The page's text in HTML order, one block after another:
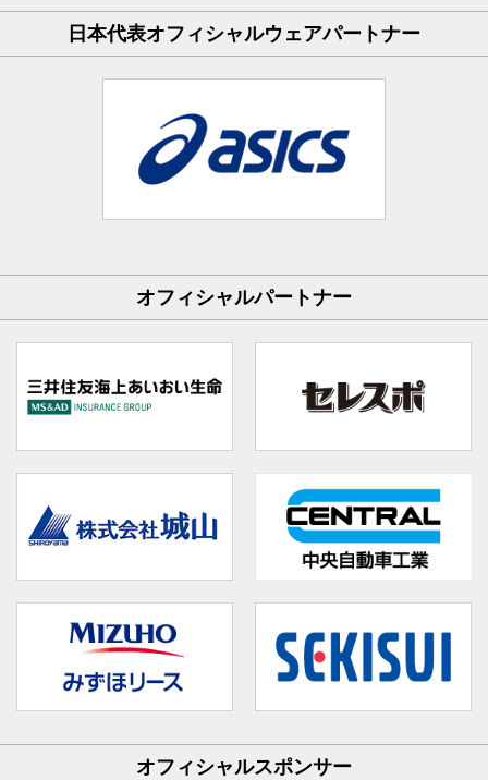
日本代表オフィシャルウェアパートナー
オフィシャルパートナー
オフィシャルスポンサー